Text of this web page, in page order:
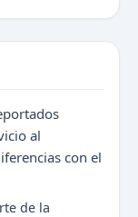
al
con el
de la